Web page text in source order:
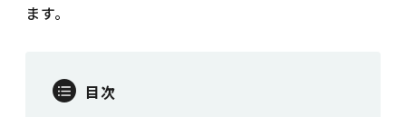
ます。
目次